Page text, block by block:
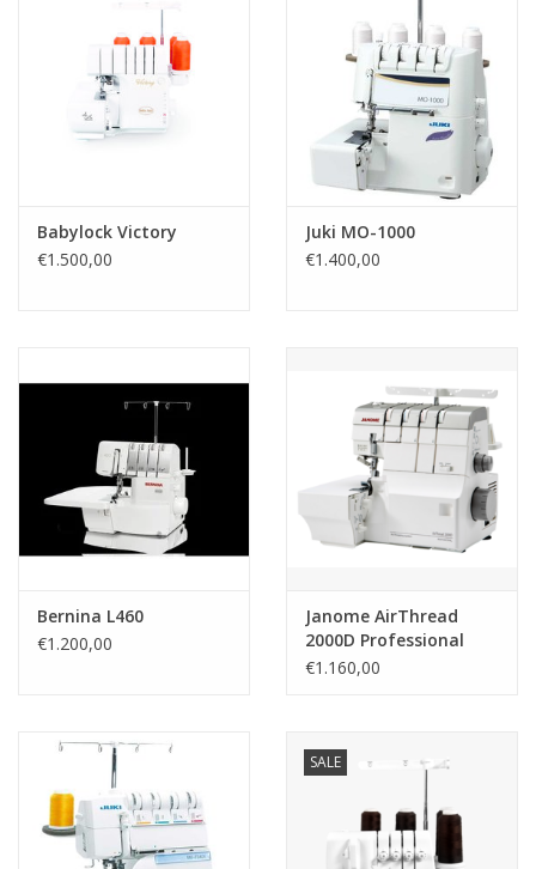
Babylock Victory
€1.500,00
Juki MO-1000
€1.400,00
Bernina L460
€1.200,00
Janome AirThread
2000D Professional
€1.160,00
SALE